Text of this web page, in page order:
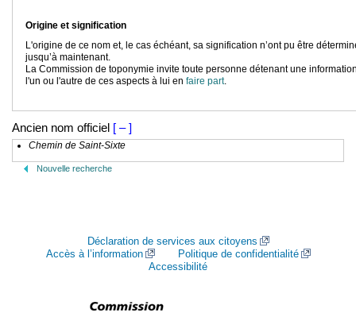
Origine et signification
L'origine de ce nom et, le cas échéant, sa signification n’ont pu être
jusqu’à maintenant.
La Commission de toponymie invite toute personne détenant une
l'un ou l'autre de ces aspects à lui en faire part.
Ancien nom officiel [ – ]
Chemin de Saint-Sixte
Nouvelle recherche
Déclaration de services aux citoyens
Accès à l’information
Politique de confidentialité
Accessibilité